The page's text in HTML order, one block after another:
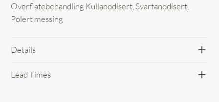
Overflatebehandling Kullanodisert, Svartanodisert,
Polert messing
Details
Lead Times